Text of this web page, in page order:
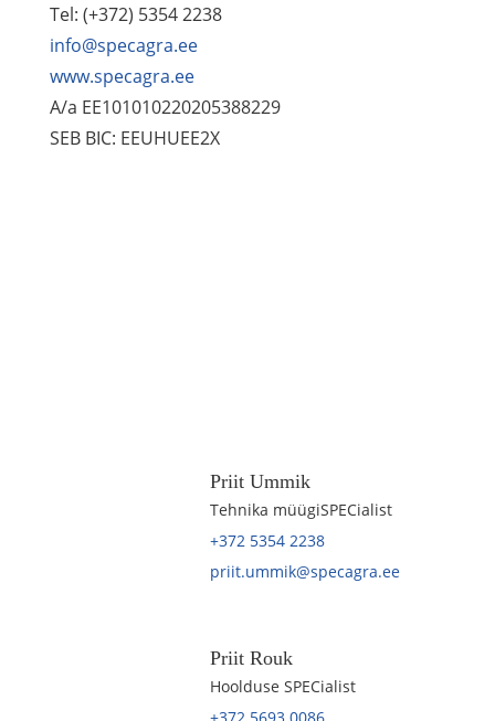
Tel: (+372) 5354 2238
info@specagra.ee
www.specagra.ee
A/a EE101010220205388229
SEB BIC: EEUHUEE2X
Priit Ummik
Tehnika müügiSPECialist
+372 5354 2238
priit.ummik@specagra.ee
Priit Rouk
Hoolduse SPECialist